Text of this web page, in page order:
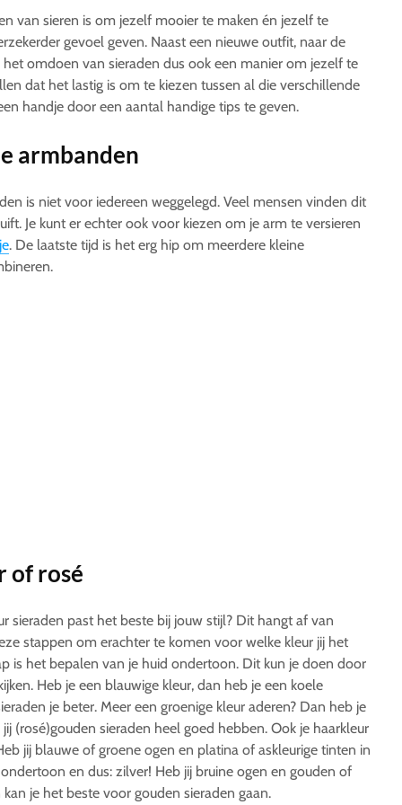
van sieren is om jezelf mooier te maken én jezelf te
gevoel geven. Naast een nieuwe outfit, naar de
omdoen van sieraden dus ook een manier om jezelf te
dat het lastig is om te kiezen tussen al die verschillende
handje door een aantal handige tips te geven.
armbanden
is niet voor iedereen weggelegd. Veel mensen vinden dit
Je kunt er echter ook voor kiezen om je arm te versieren
. De laatste tijd is het erg hip om meerdere kleine
of rosé
sieraden past het beste bij jouw stijl? Dit hangt af van
stappen om erachter te komen voor welke kleur jij het
is het bepalen van je huid ondertoon. Dit kun je doen door
Heb je een blauwige kleur, dan heb je een koele
je beter. Meer een groenige kleur aderen? Dan heb je
(rosé)gouden sieraden heel goed hebben. Ook je haarkleur
jij blauwe of groene ogen en platina of askleurige tinten in
en dus: zilver! Heb jij bruine ogen en gouden of
je het beste voor gouden sieraden gaan.